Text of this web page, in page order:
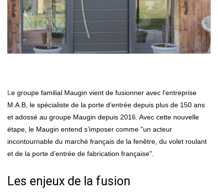
Le groupe familial Maugin vient de fusionner avec l’entreprise
M.A.B, le spécialiste de la porte d’entrée depuis plus de 150 ans
et adossé au groupe Maugin depuis 2016. Avec cette nouvelle
étape, le Maugin entend s’imposer comme "un acteur
incontournable du marché français de la fenêtre, du volet roulant
et de la porte d’entrée de fabrication française".
Les enjeux de la fusion